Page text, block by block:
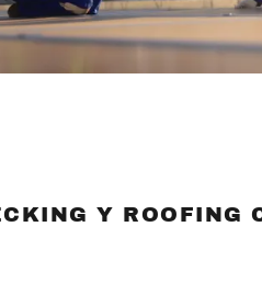
Y ROOFING